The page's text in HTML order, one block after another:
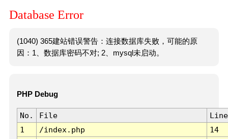
Database Error
(1040) 365建站错误警告：连接数据库失败，可能的原
因：1、数据库密码不对; 2、mysql未启动。
PHP Debug
No. File
Line
1
/index.php 14